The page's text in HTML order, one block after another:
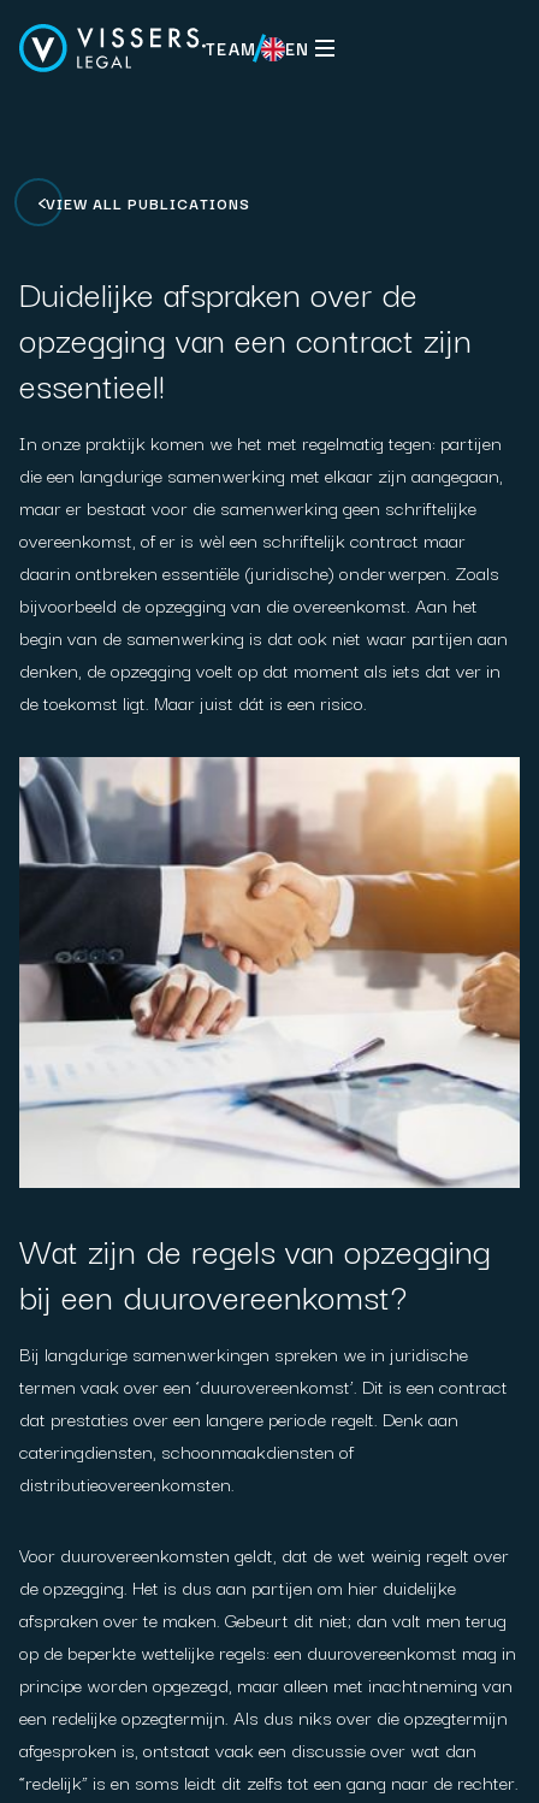
TEAM
EN
VIEW ALL PUBLICATIONS
Duidelijke afspraken over de
opzegging van een contract zijn
essentieel!
In onze praktijk komen we het met regelmatig tegen: partijen
die een langdurige samenwerking met elkaar zijn aangegaan,
maar er bestaat voor die samenwerking geen schriftelijke
overeenkomst, of er is wèl een schriftelijk contract maar
daarin ontbreken essentiële (juridische) onderwerpen. Zoals
bijvoorbeeld de opzegging van die overeenkomst. Aan het
begin van de samenwerking is dat ook niet waar partijen aan
denken, de opzegging voelt op dat moment als iets dat ver in
de toekomst ligt. Maar juist dát is een risico.
Wat zijn de regels van opzegging
bij een duurovereenkomst?
Bij langdurige samenwerkingen spreken we in juridische
termen vaak over een ‘duurovereenkomst’. Dit is een contract
dat prestaties over een langere periode regelt. Denk aan
cateringdiensten, schoonmaakdiensten of
distributieovereenkomsten.
Voor duurovereenkomsten geldt, dat de wet weinig regelt over
de opzegging. Het is dus aan partijen om hier duidelijke
afspraken over te maken. Gebeurt dit niet; dan valt men terug
op de beperkte wettelijke regels: een duurovereenkomst mag in
principe worden opgezegd, maar alleen met inachtneming van
een redelijke opzegtermijn. Als dus niks over die opzegtermijn
afgesproken is, ontstaat vaak een discussie over wat dan
“redelijk” is en soms leidt dit zelfs tot een gang naar de rechter.